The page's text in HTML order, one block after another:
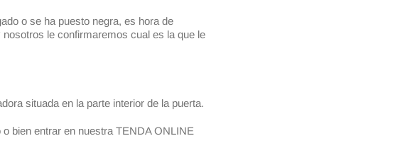
o se ha puesto negra, es hora de
le confirmaremos cual es la que le
situada en la parte interior de la puerta.
bien entrar en nuestra TENDA ONLINE